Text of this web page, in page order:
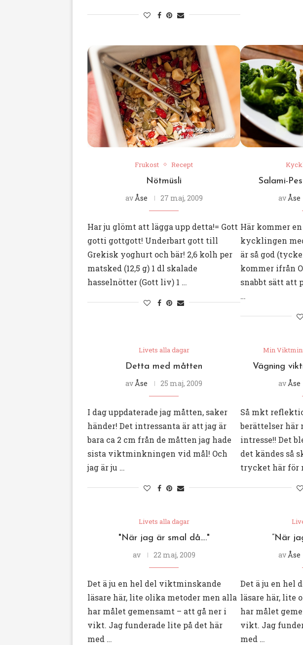
Frukost Recept
Nötmüsli
av Åse 27 maj, 2009
Har ju glömt att lägga upp detta!= Gott
gotti gottgott! Underbart gott till
Grekisk yoghurt och bär! 2,6 kolh per
matsked (12,5 g) 1 dl skalade
hasselnötter (Gott liv) 1 …
Salami-
av Åse
Här kommer
kycklingen
är så god
kommer ifrån
snabbt sätt att
…
Livets alla dagar
Detta med måtten
av Åse 25 maj, 2009
I dag uppdaterade jag måtten, saker
händer! Det intressanta är att jag är
bara ca 2 cm från de måtten jag hade
sista viktminkningen vid mål! Och
jag är ju …
Min
Vägning
av Åse
Så mkt
berättelser här
intresse!! Det
det kändes så
trycket här för
Livets alla dagar
"När jag är smal då…."
av
22 maj, 2009
Det ä ju en hel del viktminskande
läsare här, lite olika metoder men alla
har målet gemensamt – att gå ner i
vikt. Jag funderade lite på det här
med …
”När
av Åse
Det ä ju en hel
läsare här, lite
har målet
vikt. Jag
med …